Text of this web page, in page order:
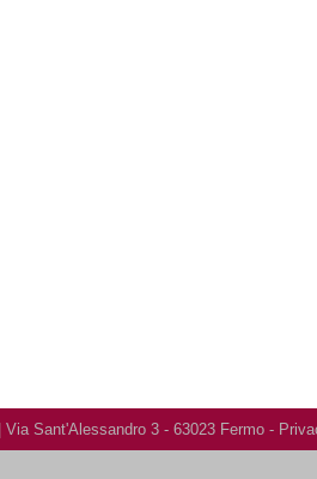
| Via Sant'Alessandro 3 - 63023 Fermo -